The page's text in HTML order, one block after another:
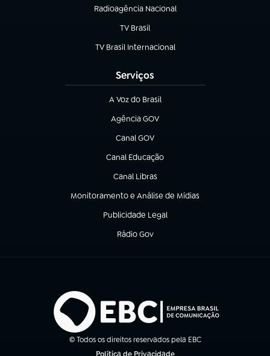
Radioagência Nacional
(abre em nova aba)
TV Brasil
(abre em nova aba)
TV Brasil Internacional
(abre em nova aba)
Serviços
A Voz do Brasil
(abre em nova aba)
Agência GOV
(abre em nova aba)
Canal GOV
(abre em nova aba)
Canal Educação
(abre em nova aba)
Canal Libras
(abre em nova aba)
Monitoramento e Análise de Mídias
(abre em nova aba)
Publicidade Legal
(abre em nova aba)
Rádio Gov
(abre em nova aba)
© Todos os direitos reservados pela EBC